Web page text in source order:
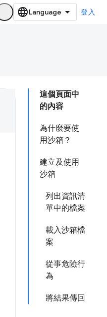
登入
這個頁面中
的內容
為什麼要使
用沙箱？
建立及使用
沙箱
列出資訊清
單中的檔案
載入沙箱檔
案
從事危險行
為
將結果傳回